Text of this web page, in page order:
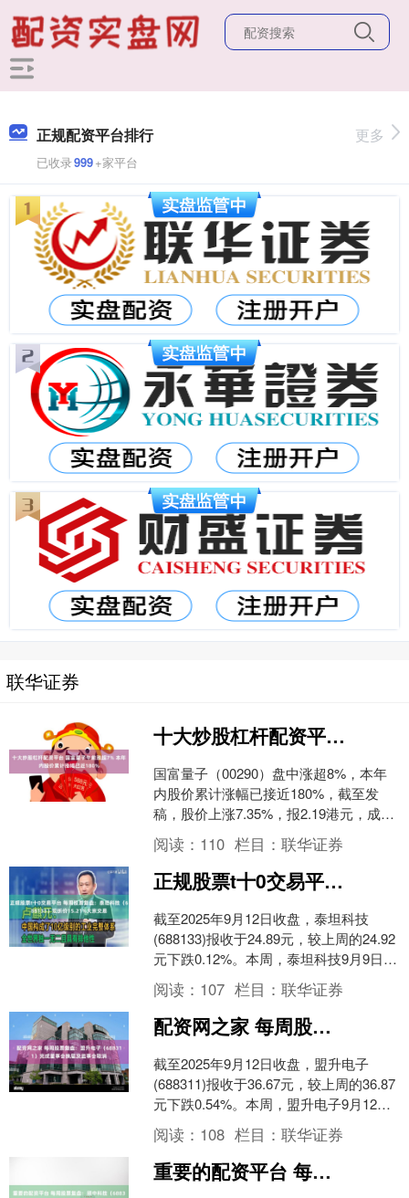
正规配资平台排行
已收录999+家平台
更多
联华证券
十大炒股杠杆配资平台 国富量子午前涨超7% 本年内股价累计涨幅已近180%
国富量子（00290）盘中涨超8%，本年
内股价累计涨幅已接近180%，截至发
稿，股价上涨7.35%，报2.19港元，成交
额2597.64万港元。 国富量子公告，....
阅读： 110 栏目：联华证券
正规股票t十0交易平台 每周股票复盘：泰坦科技（688133）现折价15.21%大宗交易
截至2025年9月12日收盘，泰坦科技
(688133)报收于24.89元，较上周的24.92
元下跌0.12%。本周，泰坦科技9月9日盘
中最高价报25.43元。9....
阅读： 107 栏目：联华证券
配资网之家 每周股票复盘：盟升电子（688311）完成董事会换届及监事会取消
截至2025年9月12日收盘，盟升电子
(688311)报收于36.67元，较上周的36.87
元下跌0.54%。本周，盟升电子9月12日
盘中最高价报37.65元。....
阅读： 108 栏目：联华证券
重要的配资平台 每周股票复盘：颀中科技（688352）可转债获上会通过